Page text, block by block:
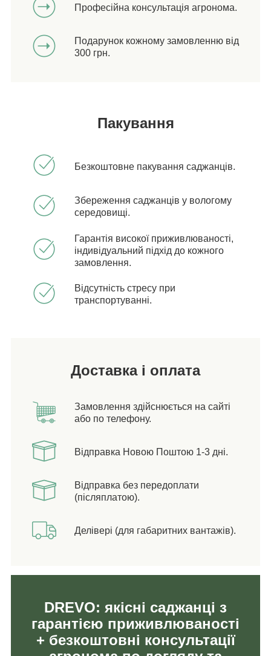
Професійна консультація агронома.
Подарунок кожному замовленню від
300 грн.
Пакування
Безкоштовне пакування саджанців.
Збереження саджанців у вологому
середовищі.
Гарантія високої приживлюваності,
індивідуальний підхід до кожного
замовлення.
Відсутність стресу при
транспортуванні.
Доставка і оплата
Замовлення здійснюється на сайті
або по телефону.
Відправка Новою Поштою 1-3 дні.
Відправка без передоплати
(післяплатою).
Делівері (для габаритних вантажів).
DREVO: якісні саджанці з
гарантією приживлюваності
+ безкоштовні консультації